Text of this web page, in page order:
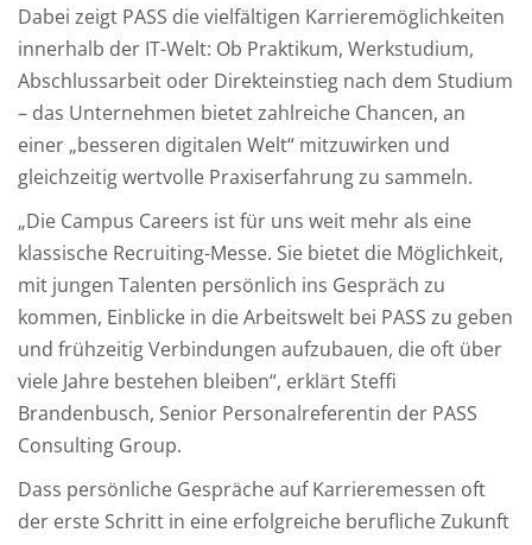
Dabei zeigt PASS die vielfältigen Karrieremöglichkeiten
innerhalb der IT-Welt: Ob Praktikum, Werkstudium,
Abschlussarbeit oder Direkteinstieg nach dem Studium
– das Unternehmen bietet zahlreiche Chancen, an
einer „besseren digitalen Welt“ mitzuwirken und
gleichzeitig wertvolle Praxiserfahrung zu sammeln.
„Die Campus Careers ist für uns weit mehr als eine
klassische Recruiting-Messe. Sie bietet die Möglichkeit,
mit jungen Talenten persönlich ins Gespräch zu
kommen, Einblicke in die Arbeitswelt bei PASS zu geben
und frühzeitig Verbindungen aufzubauen, die oft über
viele Jahre bestehen bleiben“, erklärt Steffi
Brandenbusch, Senior Personalreferentin der PASS
Consulting Group.
Dass persönliche Gespräche auf Karrieremessen oft
der erste Schritt in eine erfolgreiche berufliche Zukunft